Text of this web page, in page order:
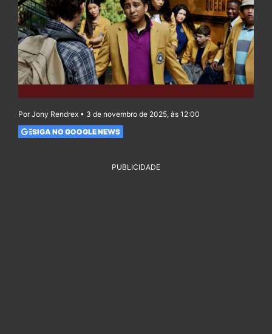
Por Jony Rendrex • 3 de novembro de 2025, às 12:00
SIGA NO GOOGLE NEWS
PUBLICIDADE